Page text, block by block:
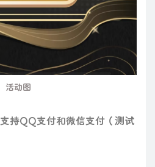
活动图
支持QQ支付和微信支付（测试